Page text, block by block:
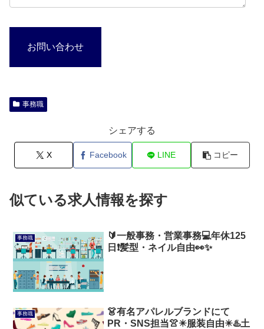
お問い合わせ
事務職
シェアする
X Facebook LINE コピー
似ている求人情報を探す
事務職
🔰一般事務・営業事務💻年休125
日❗髪型・ネイル自由👀✨
事務職
👗有名アパレルブランドにて
PR・SNS担当👚✴️服装自由✴️♨️土